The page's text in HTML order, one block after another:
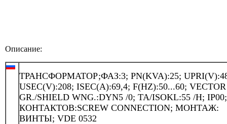
Описание:
ТРАНСФОРМАТОР;ФАЗ:3; PN(KVA):25;
USEC(V):208; ISEC(A):69,4; F(HZ):50...60; VECTOR
GR./SHIELD WNG.:DYN5 /0; TA/ISOKL:55 /H;
КОНТАКТОВ:SCREW CONNECTION; МОНТАЖ:
ВИНТЫ; VDE 0532